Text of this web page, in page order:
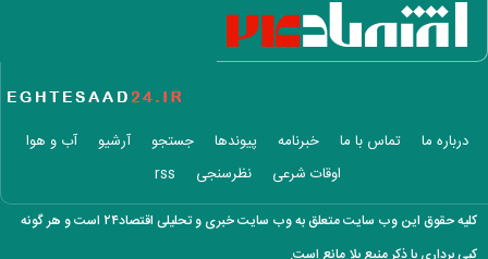
مقررات
شرایط جدید تمدید اجاره اعلام شد
تغییر زمانبندی‌ شارژ اعتبار کالابرگ
عکس دیده‌نشده ظل‌السلطنه نوه ناصرالدین شاه در لباس دامادی
موشک خیبرشکن ایران چیست؟ جزئیات جدید از برد، سرعت و قابلیت‌های
درباره ما تماس با ما خبرنامه پیوندها جستجو آرشیو
آب و هوا
اوقات شرعی
نظرسنجی rss
کلیه حقوق این وب سایت متعلق به وب سایت خبری و تحلیلی اقتصاد۲۴ است و هر گونه